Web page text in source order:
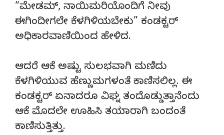
“ಮೇಡಮ್, ನಾಯಿಮರಿಯೊಂದಿಗೆ ನೀವು
ಈಗಿಂದೀಗಲೇ ಕೆಳಗಿಳಿಯಬೇಕು” ಕಂಡಕ್ಟರ್
ಅಧಿಕಾರವಾಣಿಯಿಂದ ಹೇಳಿದ.
ಆದರೆ ಆಕೆ ಅಷ್ಟು ಸುಲಭವಾಗಿ ಮಣಿದು
ಕೆಳಗಿಳಿಯುವ ಹೆಣ್ಣುಮಗಳಂತೆ ಕಾಣಿಸಲಿಲ್ಲ. ಈ
ಕಂಡಕ್ಟರ್ ಏನಾದರೂ ವಿಘ್ನ ತಂದೊಡ್ಡುತ್ತಾನೆಂದು
ಆಕೆ ಮೊದಲೇ ಊಹಿಸಿ ತಯಾರಾಗಿ ಬಂದಂತೆ
ಕಾಣಿಸುತ್ತಿತ್ತು.